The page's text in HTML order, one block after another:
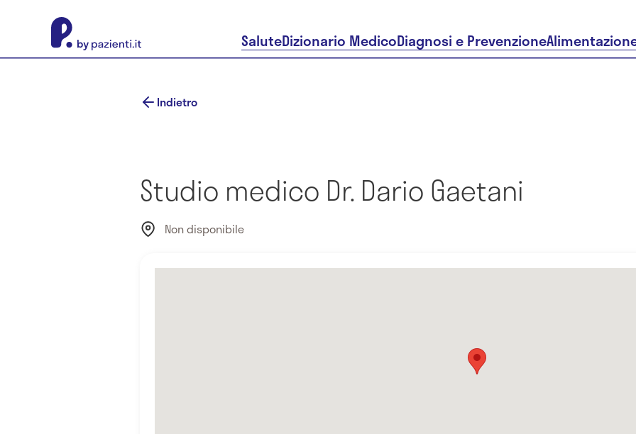
SaluteDizionario MedicoDiagnosi e Prevenzione
Indietro
Studio medico Dr. Dario Gaetani
Non disponibile